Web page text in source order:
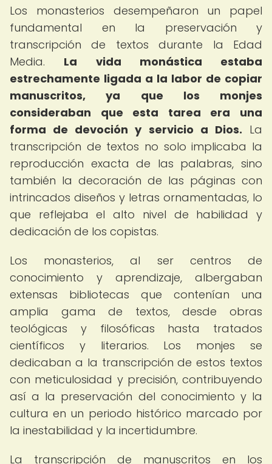
Los monasterios desempeñaron un papel
fundamental en la preservación y
transcripción de textos durante la Edad
Media. La vida monástica estaba
estrechamente ligada a la labor de copiar
manuscritos, ya que los monjes
consideraban que esta tarea era una
forma de devoción y servicio a Dios. La
transcripción de textos no solo implicaba la
reproducción exacta de las palabras, sino
también la decoración de las páginas con
intrincados diseños y letras ornamentadas, lo
que reflejaba el alto nivel de habilidad y
dedicación de los copistas.
Los monasterios, al ser centros de
conocimiento y aprendizaje, albergaban
extensas bibliotecas que contenían una
amplia gama de textos, desde obras
teológicas y filosóficas hasta tratados
científicos y literarios. Los monjes se
dedicaban a la transcripción de estos textos
con meticulosidad y precisión, contribuyendo
así a la preservación del conocimiento y la
cultura en un periodo histórico marcado por
la inestabilidad y la incertidumbre.
La transcripción de manuscritos en los